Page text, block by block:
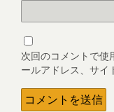
次回のコメントで使
ールアドレス、サイ